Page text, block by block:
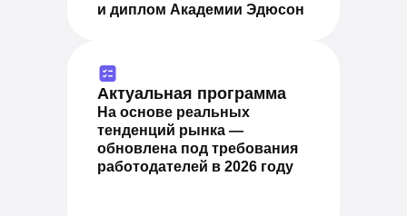
и диплом Академии Эдюсон
Актуальная программа
На основе реальных
тенденций рынка —
обновлена под требования
работодателей в 2026 году